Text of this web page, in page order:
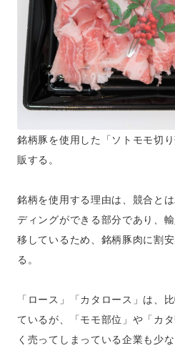
銘柄豚を使用した「ソトモモ切
販する。
銘柄を使用する理由は、競合と
ディングができる部分であり、
移しているため、銘柄豚肉に割
る。
「ロース」「カタロース」は、
ているが、「モモ部位」や「カ
く売ってしまっている企業も少